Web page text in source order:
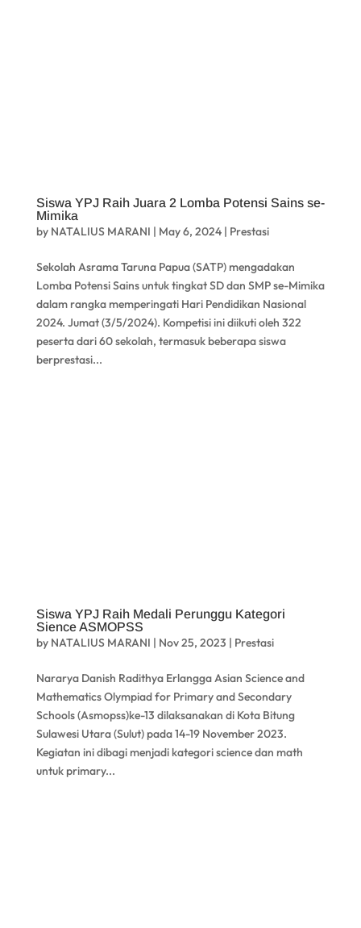
Siswa YPJ Raih Juara 2 Lomba Potensi Sains se-
Mimika
by NATALIUS MARANI | May 6, 2024| Prestasi
Sekolah Asrama Taruna Papua (SATP) mengadakan
Lomba Potensi Sains untuk tingkat SD dan SMP se-Mimika
dalam rangka memperingati Hari Pendidikan Nasional
2024. Jumat (3/5/2024). Kompetisi ini diikuti oleh 322
peserta dari 60 sekolah, termasuk beberapa siswa
berprestasi...
Siswa YPJ Raih Medali Perunggu Kategori
Sience ASMOPSS
by NATALIUS MARANI | Nov 25, 2023 | Prestasi
Nararya Danish Radithya Erlangga Asian Science and
Mathematics Olympiad for Primary and Secondary
Schools (Asmopss)ke-13 dilaksanakan di Kota Bitung
Sulawesi Utara (Sulut) pada 14-19 November 2023.
Kegiatan ini dibagi menjadi kategori science dan math
untuk primary...